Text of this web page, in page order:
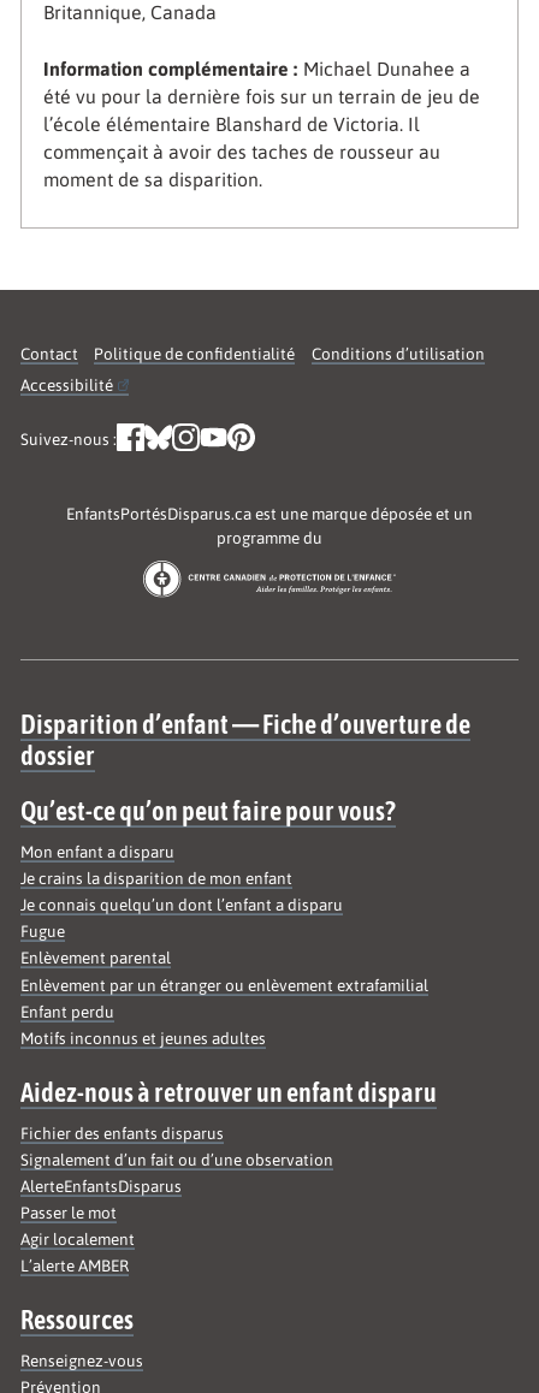
Britannique, Canada
Information complémentaire : Michael Dunahee a
été vu pour la dernière fois sur un terrain de jeu de
l’école élémentaire Blanshard de Victoria. Il
commençait à avoir des taches de rousseur au
moment de sa disparition.
Contact Politique de confidentialité
Conditions d’utilisation
Accessibilité
Suivez-nous :
EnfantsPortésDisparus.ca est une marque déposée et un
programme du
Site map
Disparition d’enfant — Fiche d’ouverture de
dossier
Qu’est-ce qu’on peut faire pour vous?
Mon enfant a disparu
Je crains la disparition de mon enfant
Je connais quelqu’un dont l’enfant a disparu
Fugue
Enlèvement parental
Enlèvement par un étranger ou enlèvement extrafamilial
Enfant perdu
Motifs inconnus et jeunes adultes
Aidez-nous à retrouver un enfant disparu
Fichier des enfants disparus
Signalement d’un fait ou d’une observation
AlerteEnfantsDisparus
Passer le mot
Agir localement
L’alerte AMBER
Ressources
Renseignez-vous
Prévention